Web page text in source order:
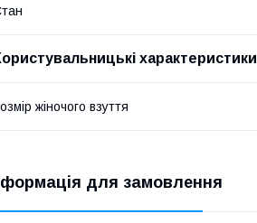
характеристики
жіночого взуття
для замовлення